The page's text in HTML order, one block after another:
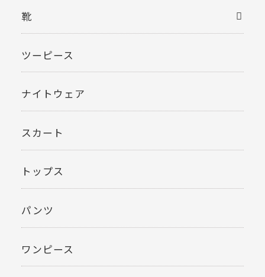
靴
ツーピース
ナイトウェア
スカート
トップス
パンツ
ワンピース